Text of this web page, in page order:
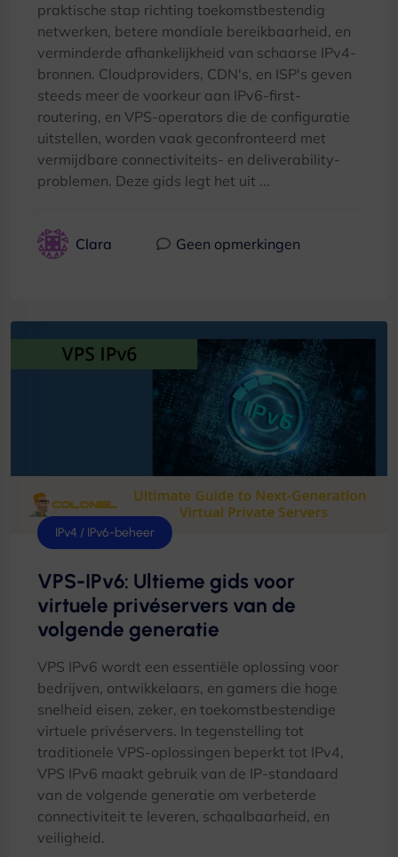
praktische stap richting toekomstbestendig
netwerken, betere mondiale bereikbaarheid, en
verminderde afhankelijkheid van schaarse IPv4-
bronnen. Cloudproviders, CDN's, en ISP's geven
steeds meer de voorkeur aan IPv6-first-
routering, en VPS-operators die de configuratie
uitstellen, worden vaak geconfronteerd met
vermijdbare connectiviteits- en deliverability-
problemen. Deze gids legt het uit ...
Clara Geen opmerkingen
IPv4 / IPv6-beheer
VPS-IPv6: Ultieme gids voor
virtuele privéservers van de
volgende generatie
VPS IPv6 wordt een essentiële oplossing voor
bedrijven, ontwikkelaars, en gamers die hoge
snelheid eisen, zeker, en toekomstbestendige
virtuele privéservers. In tegenstelling tot
traditionele VPS-oplossingen beperkt tot IPv4,
VPS IPv6 maakt gebruik van de IP-standaard
van de volgende generatie om verbeterde
connectiviteit te leveren, schaalbaarheid, en
veiligheid.